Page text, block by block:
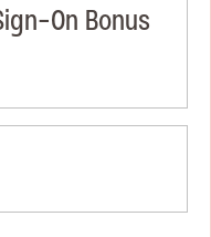
On Bonus